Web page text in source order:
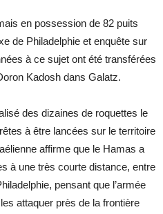
en possession de 82 puits
de Philadelphie et enquête sur
à ce sujet ont été transférées
Kadosh dans Galatz.
des dizaines de roquettes le
à être lancées sur le territoire
affirme que le Hamas a
à une très courte distance, entre
pensant que l’armée
attaquer près de la frontière